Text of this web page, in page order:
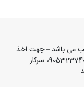
پاسخگویی 9 صبح تا 9 شب می باشد – جهت اخذ
اطلاعات بیشتر با شماره تماس 09053237409 سرکار